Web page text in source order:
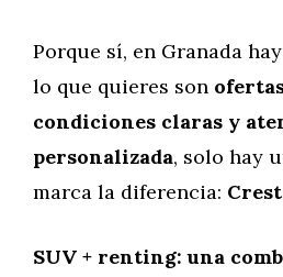
Porque sí, en Granada
lo que quieres son
condiciones claras y
personalizada, solo hay
marca la diferencia:
SUV + renting: una